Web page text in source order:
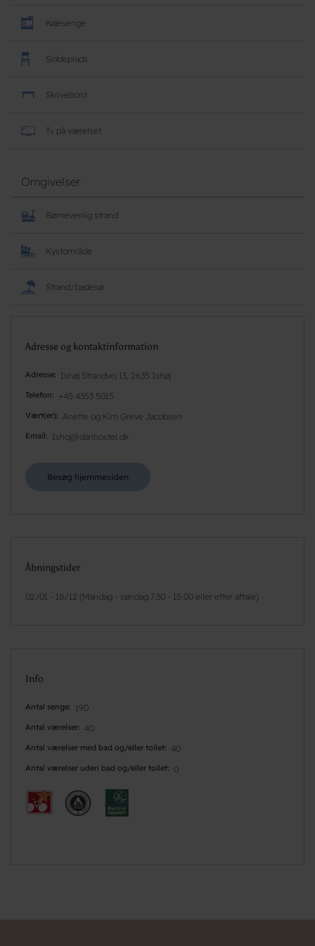
Køjesenge
Siddeplads
Skrivebord
Tv på værelset
Omgivelser
Børnevenlig strand
Kystområde
Strand/badesø
Adresse og kontaktinformation
Adresse Ishøj Strandvej 13, 2635 Ishøj
Telefon +45 4353 5015
Vært(er) Anette og Kim Greve Jacobsen
Email Ishoj@danhostel.dk
Besøg hjemmesiden
Åbningstider
02/01 - 18/12 (Mandag - søndag 7.30 - 15.00 eller efter aftale)
Info
Antal senge 190
Antal værelser 40
Antal værelser med bad og/eller toilet 40
Antal værelser uden bad og/eller toilet 0